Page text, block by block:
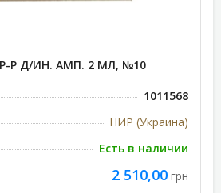
Р-Р Д/ИН. АМП. 2 МЛ, №10
1011568
НИР (Украина)
Есть в наличии
2 510,00 грн